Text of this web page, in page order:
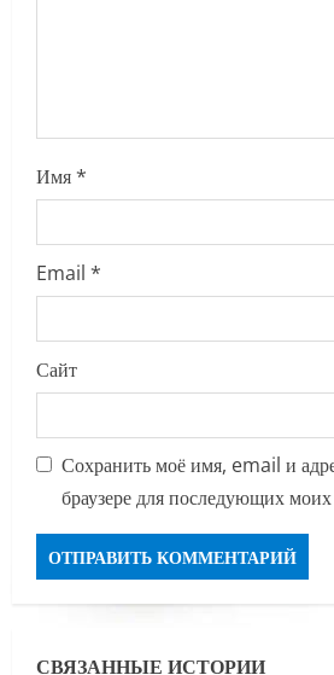
Имя*
Email *
Сайт
Сохранить моё имя, email и
браузере для последующих
СВЯЗАННЫЕ ИСТОРИИ